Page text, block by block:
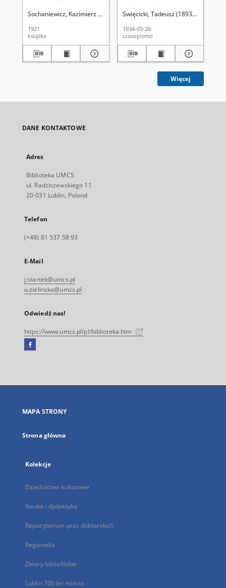
Sochaniewicz, Kazimierz (1892-1930)
1921
książka
Święcicki, Tadeusz (1893-1973). Red.
1934-05-26
czasopismo
Więcej
DANE KONTAKTOWE
Adres
Biblioteka UMCS
ul. Radziszewskiego 11
20-031 Lublin, Poland
Telefon
(+48) 81 537 58 93
E-Mail
j.startek@umcs.pl
u.zielinska@umcs.pl
Odwiedź nas!
https://www.umcs.pl/pl/biblioteka.htm
Facebook
się
karcie
MAPA STRONY
Strona główna
Kolekcje
Dziedzictwo kulturowe
Nauka i dydaktyka
Repozytorium prac doktorskich
Regionalia
Zbiory bibliofilskie
Lublin 700 lat miasta